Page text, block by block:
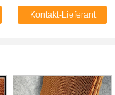
Aluminiumbienenwaben-
Material mit
Kontakt-Lieferant